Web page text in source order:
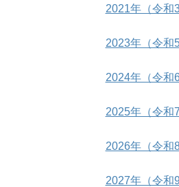
2021年（令和3
2023年（令和5
2024年（令和6
2025年（令和7
2026年（令和8
2027年（令和9